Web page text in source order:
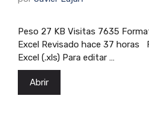
Peso 27 KB Visitas 7635
Excel Revisado hace 37
Excel (.xls) Para editar …
Abrir